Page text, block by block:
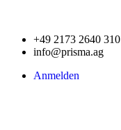
+49 2173 2640 310
info@prisma.ag
Anmelden